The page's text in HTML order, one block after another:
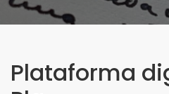
Plataforma